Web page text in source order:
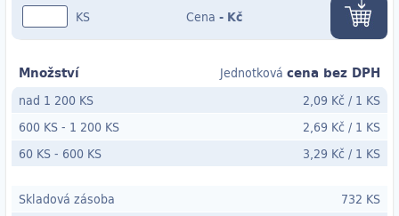
KS Cena - Kč
Množství Jednotková cena bez DPH
nad 1 200 KS 2,09 Kč / 1 KS
600 KS- 1 200 KS 2,69 Kč / 1 KS
60 KS- 600 KS 3,29 Kč / 1 KS
Skladová zásoba
732 KS